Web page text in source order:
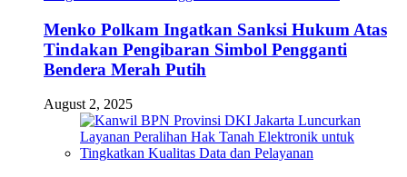
Menko Polkam Ingatkan Sanksi Hukum Atas
Tindakan Pengibaran Simbol Pengganti
Bendera Merah Putih
August 2, 2025